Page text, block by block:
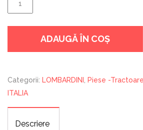
PISTON
LOMBARDINI
CITYCAR
ADAUGĂ ÎN COȘ
Categorii: LOMBARDINI
Piese -
ITALIA
Descriere